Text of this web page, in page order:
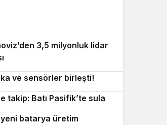
3,5 milyonluk lidar
Martin’den havada devrim:
ve sensörler birleşti!
takip: Batı Pasifik’te sular
batarya üretim